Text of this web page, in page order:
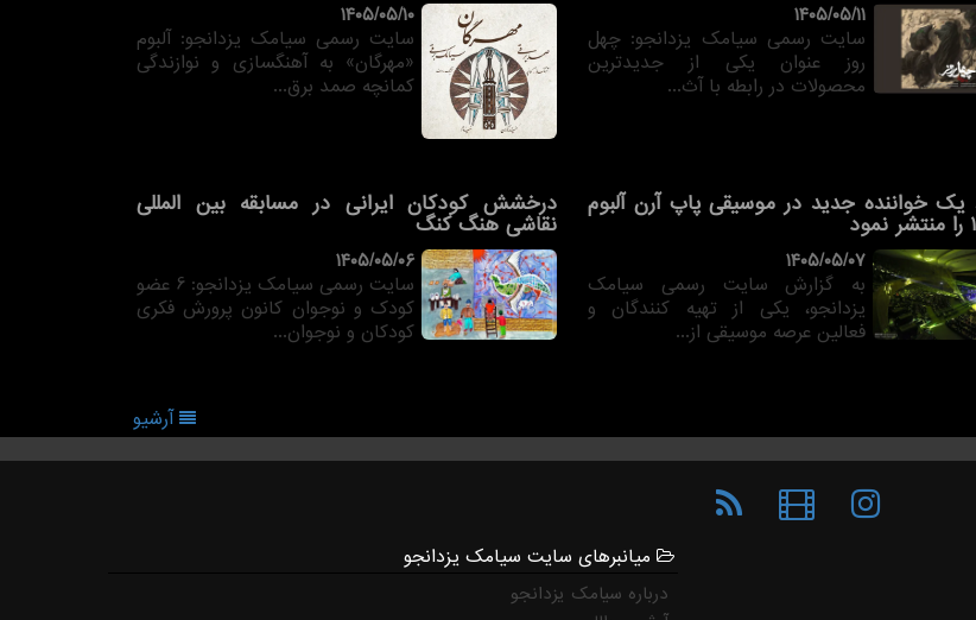
۱۴۰۵/۰۵/۱۱
سایت رسمی سیامک یزدانجو: چهل
روز عنوان یکی از جدیدترین
محصولات در رابطه با آث...
۱۴۰۵/۰۵/۱۰
سایت رسمی سیامک یزدانجو: آلبوم
«مهرگان» به آهنگسازی و نوازندگی
کمانچه صمد برق...
یک خواننده جدید در موسیقی پاپ آرن آلبوم
۱۴۰۵/۰۵/۰۷
به گزارش سایت رسمی سیامک
یزدانجو، یکی از تهیه کنندگان و
فعالین عرصه موسیقی از...
درخشش کودکان ایرانی در مسابقه بین المللی
نقاشی هنگ کنگ
۱۴۰۵/۰۵/۰۶
سایت رسمی سیامک یزدانجو: 6 عضو
کودک و نوجوان کانون پرورش فکری
کودکان و نوجوان...
آرشیو
میانبرهای سایت سیامک یزدانجو
درباره سیامک یزدانجو